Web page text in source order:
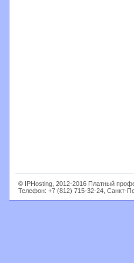
© IPHosting, 2012-2016 Платный
Телефон: +7 (812) 715-32-24, Санкт-